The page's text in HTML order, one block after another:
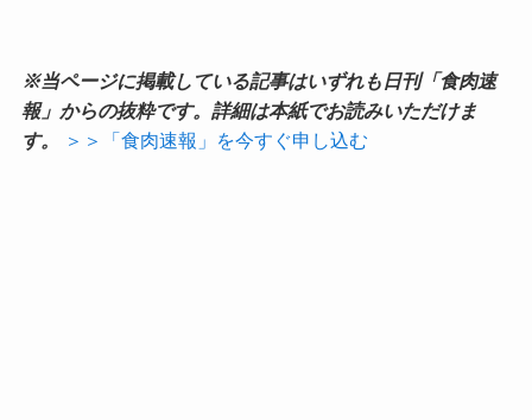
※当ページに掲載している記事はいずれも日刊「食肉速
報」からの抜粋です。詳細は本紙でお読みいただけま
す。
＞＞「食肉速報」を今すぐ申し込む